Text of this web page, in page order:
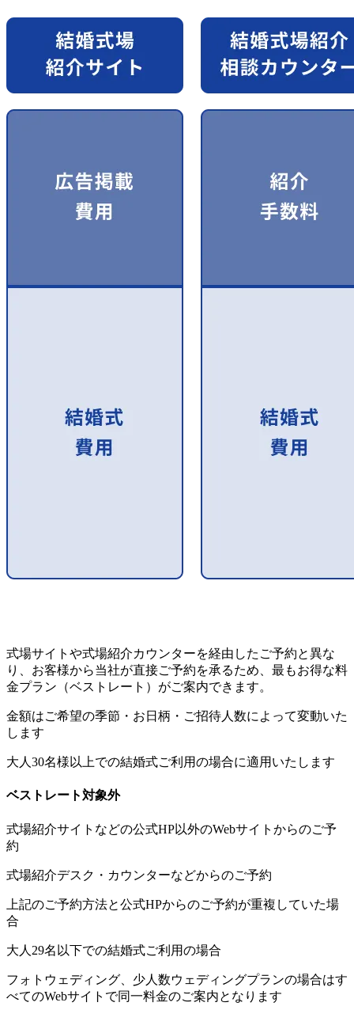
式場サイトや式場紹介カウンターを経由したご予約と異な
り、お客様から当社が直接ご予約を承るため、最もお得な料
金プラン（ベストレート）がご案内できます。
金額はご希望の季節・お日柄・ご招待人数によって変動いた
します
大人30名様以上での結婚式ご利用の場合に適用いたします
ベストレート対象外
式場紹介サイトなどの公式HP以外のWebサイトからのご予
約
式場紹介デスク・カウンターなどからのご予約
上記のご予約方法と公式HPからのご予約が重複していた場
合
大人29名以下での結婚式ご利用の場合
フォトウェディング、少人数ウェディングプランの場合はす
べてのWebサイトで同一料金のご案内となります